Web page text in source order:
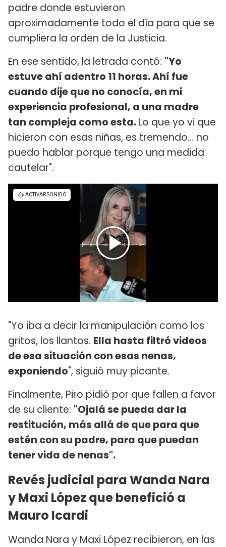
padre donde estuvieron
aproximadamente todo el día para que se
cumpliera la orden de la Justicia.
En ese sentido, la letrada contó: "Yo
estuve ahí adentro 11 horas. Ahí fue
cuando dije que no conocía, en mi
experiencia profesional, a una madre
tan compleja como esta.Lo que yo vi que
hicieron con esas niñas, es tremendo... no
puedo hablar porque tengo una medida
cautelar".
"Yo iba a decir la manipulación como los
gritos, los llantos. Ella hasta filtró videos
de esa situación con esas nenas,
exponiendo", siguió muy picante.
Finalmente, Piro pidió por que fallen a favor
de su cliente: "Ojalá se pueda dar la
restitución, más allá de que para que
estén con su padre, para que puedan
tener vida de nenas".
Revés judicial para Wanda Nara
y Maxi López que benefició a
Mauro Icardi
Wanda Nara y Maxi López recibieron, en las